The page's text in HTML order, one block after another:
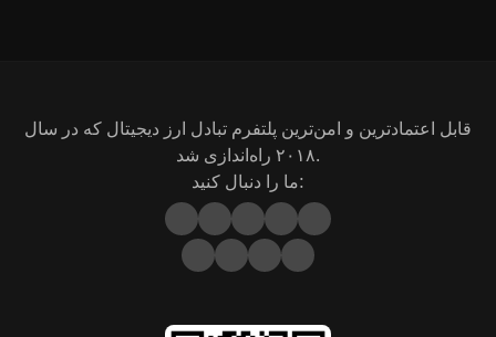
قابل اعتمادترین و امن‌ترین پلتفرم تبادل ارز دیجیتال که در سال
۲۰۱۸ راه‌اندازی شد.
ما را دنبال کنید: